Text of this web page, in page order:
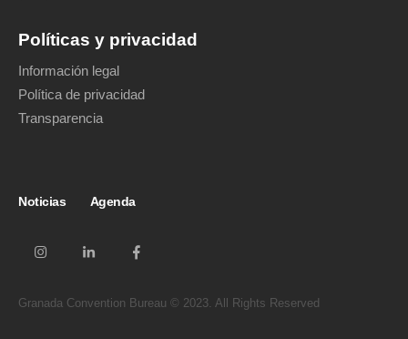
Políticas y privacidad
Información legal
Política de privacidad
Transparencia
Noticias Agenda
Granada Convention Bureau © 2023. All Rights Reserved